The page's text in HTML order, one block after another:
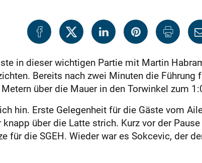
in dieser wichtigen Partie mit Martin
Bereits nach zwei Minuten die Führung
über die Mauer in den Torwinkel zum
hin. Erste Gelegenheit für die Gäste vom
über die Latte strich. Kurz vor der
für die SGEH. Wieder war es Sokcevic, der